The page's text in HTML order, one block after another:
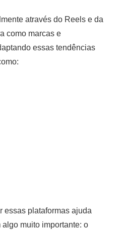
através do Reels e da
como marcas e
essas tendências
essas plataformas ajuda
muito importante: o